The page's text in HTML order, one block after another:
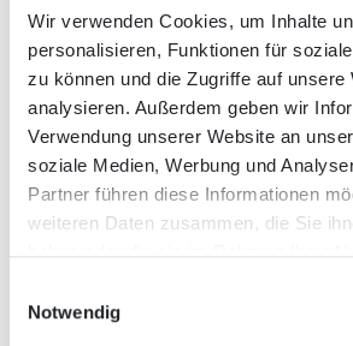
Wir verwenden Cookies, um Inhalte
personalisieren, Funktionen für
zu können und die Zugriffe auf unsere
analysieren. Außerdem geben wir
Verwendung unserer Website an
soziale Medien, Werbung und
Partner führen diese Informationen
weiteren Daten zusammen, die Sie
haben oder die sie im Rahmen Ihrer
Notwendig
Das Weinfestival Koblenz lädt jeden
vielfältigen Veranstaltungen die
Koblenz und der Weinregionen Mosel,
kennenzulernen.
Der Getränkeausschank erfolgt über
Weinglas, welches für den
allen Veranstaltungen des Koblenzer
erhältlich ist.
Veranstaltungen des Weinfestivals